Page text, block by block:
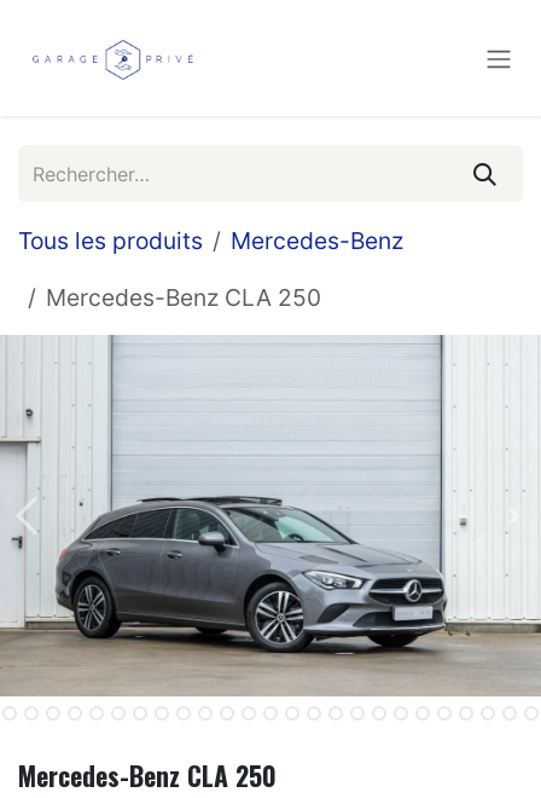
Tous les produits
Mercedes-Benz
Mercedes-Benz CLA 250
Mercedes-Benz CLA 250